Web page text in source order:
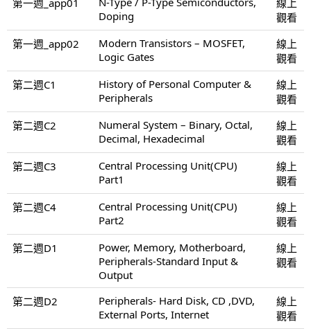
Doping
觀看
第一週_app02
Modern Transistors – MOSFET,
Logic Gates
線上
觀看
第二週C1
History of Personal Computer &
Peripherals
線上
觀看
第二週C2
Numeral System – Binary, Octal,
Decimal, Hexadecimal
線上
觀看
第二週C3
Central Processing Unit(CPU)
Part1
線上
觀看
第二週C4
Central Processing Unit(CPU)
Part2
線上
觀看
第二週D1
Power, Memory, Motherboard,
Peripherals-Standard Input &
Output
線上
觀看
第二週D2
Peripherals- Hard Disk, CD ,DVD,
External Ports, Internet
線上
觀看